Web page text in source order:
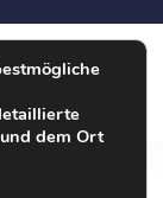
TECHNOLOGY
dem Ort